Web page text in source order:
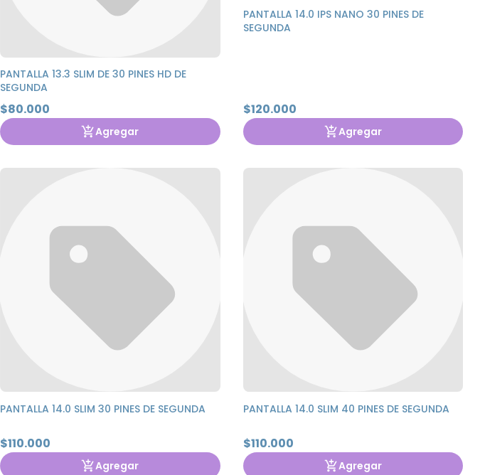
PANTALLA 13.3 SLIM DE 30 PINES HD DE
SEGUNDA
$80.000
Agregar
PANTALLA 14.0 IPS NANO 30 PINES DE
SEGUNDA
$120.000
Agregar
PANTALLA 14.0 SLIM 30 PINES DE SEGUNDA
$110.000
Agregar
PANTALLA 14.0 SLIM 40 PINES DE SEGUNDA
$110.000
Agregar